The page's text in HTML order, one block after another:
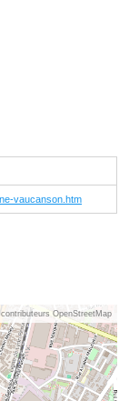
vaucanson.htm
OpenStreetMap